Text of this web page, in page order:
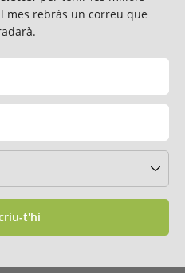
mes rebràs un correu que
t'hi